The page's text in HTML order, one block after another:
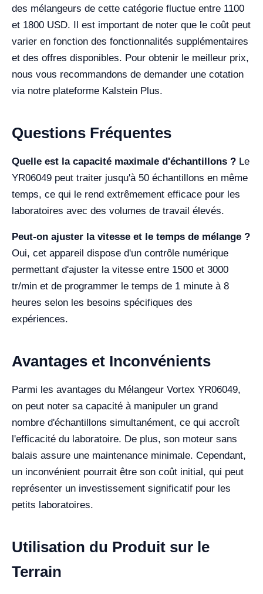
des mélangeurs de cette catégorie fluctue entre 1100
et 1800 USD. Il est important de noter que le coût peut
varier en fonction des fonctionnalités supplémentaires
et des offres disponibles. Pour obtenir le meilleur prix,
nous vous recommandons de demander une cotation
via notre plateforme Kalstein Plus.
Questions Fréquentes
Quelle est la capacité maximale d'échantillons ? Le
YR06049 peut traiter jusqu'à 50 échantillons en même
temps, ce qui le rend extrêmement efficace pour les
laboratoires avec des volumes de travail élevés.
Peut-on ajuster la vitesse et le temps de mélange ?
Oui, cet appareil dispose d'un contrôle numérique
permettant d'ajuster la vitesse entre 1500 et 3000
tr/min et de programmer le temps de 1 minute à 8
heures selon les besoins spécifiques des
expériences.
Avantages et Inconvénients
Parmi les avantages du Mélangeur Vortex YR06049,
on peut noter sa capacité à manipuler un grand
nombre d'échantillons simultanément, ce qui accroît
l'efficacité du laboratoire. De plus, son moteur sans
balais assure une maintenance minimale. Cependant,
un inconvénient pourrait être son coût initial, qui peut
représenter un investissement significatif pour les
petits laboratoires.
Utilisation du Produit sur le
Terrain